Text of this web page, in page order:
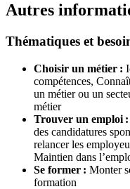
Autres
Thématiques et
Choisir un métier :
compétences,
un métier ou un
métier
Trouver un emploi :
des candidatures
relancer les
Maintien dans
Se former : Monter
formation